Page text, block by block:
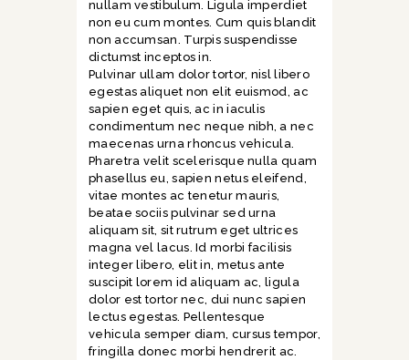
nullam vestibulum. Ligula imperdiet
non eu cum montes. Cum quis blandit
non accumsan. Turpis suspendisse
dictumst inceptos in.
Pulvinar ullam dolor tortor, nisl libero
egestas aliquet non elit euismod, ac
sapien eget quis, ac in iaculis
condimentum nec neque nibh, a nec
maecenas urna rhoncus vehicula.
Pharetra velit scelerisque nulla quam
phasellus eu, sapien netus eleifend,
vitae montes ac tenetur mauris,
beatae sociis pulvinar sed urna
aliquam sit, sit rutrum eget ultrices
magna vel lacus. Id morbi facilisis
integer libero, elit in, metus ante
suscipit lorem id aliquam ac, ligula
dolor est tortor nec, dui nunc sapien
lectus egestas. Pellentesque
vehicula semper diam, cursus tempor,
fringilla donec morbi hendrerit ac.